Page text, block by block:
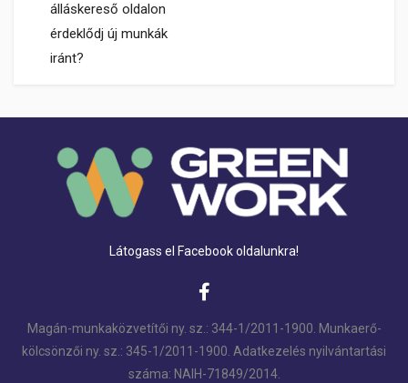
álláskereső oldalon
érdeklődj új munkák
iránt?
Látogass el Facebook oldalunkra!
Magán-munkaközvetítői ny. sz.: 344-1/2011-1900. Munkaerő-
kölcsönzői ny. sz.: 345-1/2011-1900. Adatkezelés nyilvántartási
száma: NAIH-71849/2014.